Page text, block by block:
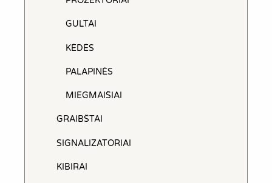
GULTAI
KĖDĖS
PALAPINĖS
MIEGMAIŠIAI
GRAIBŠTAI
SIGNALIZATORIAI
KIBIRAI